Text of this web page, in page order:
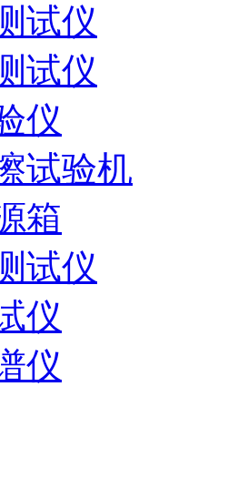
试仪
试仪
仪
试验机
箱
试仪
仪
仪